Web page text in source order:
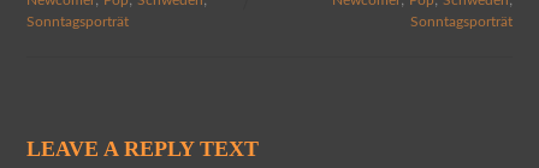
Sonntagsporträt Sonntagsporträt
LEAVE A REPLY TEXT